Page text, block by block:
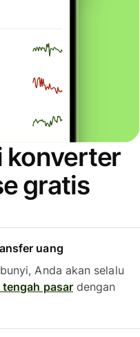
konverter
gratis
uang
Anda akan selalu
pasardengan